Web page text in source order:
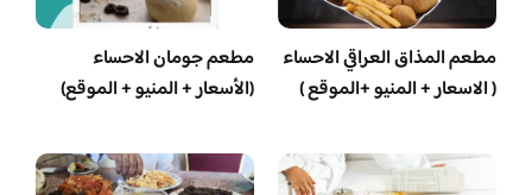
مطعم المذاق العراقي الاحساء
( الاسعار + المنيو +الموقع )
مطعم جومان الاحساء
(الأسعار + المنيو + الموقع)